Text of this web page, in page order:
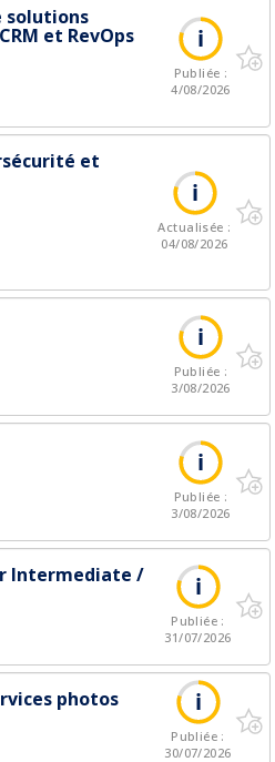
solutions
et RevOps
Publiée :
4/08/2026
et
Actualisée :
04/08/2026
Publiée :
3/08/2026
Publiée :
3/08/2026
Intermediate /
Publiée :
31/07/2026
photos
Publiée :
30/07/2026